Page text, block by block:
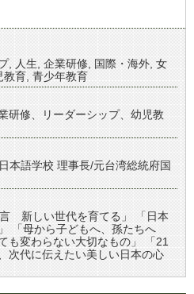
, 人生 企業研修 国際・海外 女
教育 青少年教育
研修、リーダーシップ、幼児教
本語学校 理事長/元台湾総統府国
言 新しい世代を育てる」 「日本
「母から子どもへ、孫たちへ
も変わらない大切なもの」 「21
次代に伝えたい美しい日本の心